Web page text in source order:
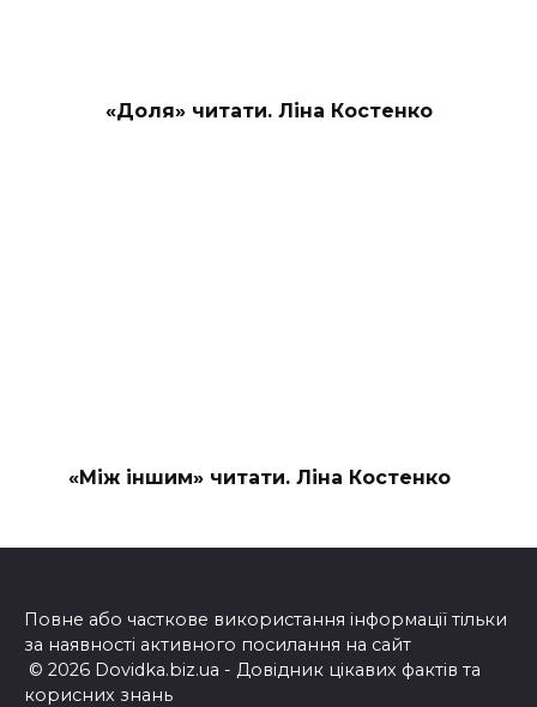
«Доля» читати. Ліна Костенко
«Між іншим» читати. Ліна Костенко
Повне або часткове використання інформації тільки
за наявності активного посилання на сайт
© 2026 Dovidka.biz.ua - Довідник цікавих фактів та
корисних знань